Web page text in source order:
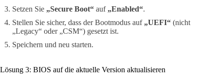
Setzen Sie „Secure Boot“ auf „Enabled“.
Stellen Sie sicher, dass der Bootmodus auf „UEFI“ (nicht
„Legacy“ oder „CSM“) gesetzt ist.
Speichern und neu starten.
Lösung 3: BIOS auf die aktuelle Version aktualisieren